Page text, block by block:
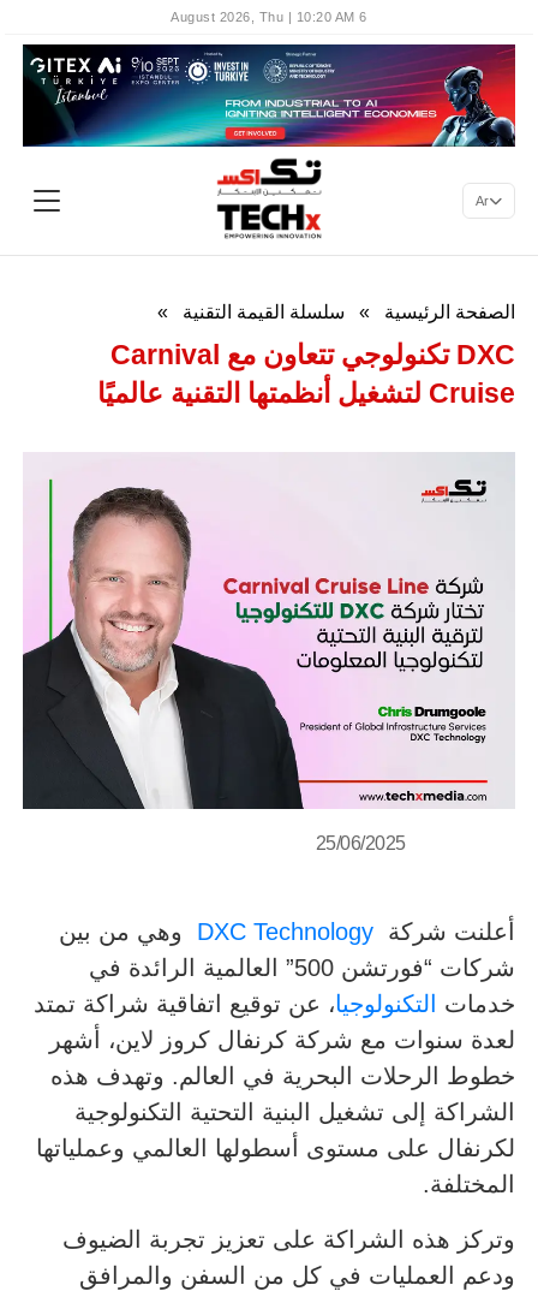
6 August 2026, Thu | 10:20 AM
Ar
الصفحة الرئيسية » سلسلة القيمة التقنية »
DXC تكنولوجي تتعاون مع Carnival
Cruise لتشغيل أنظمتها التقنية عالميًا
25/06/2025
أعلنت شركة DXC Technology
وهي من بين
شركات “فورتشن 500” العالمية الرائدة في
خدمات
التكنولوجيا، عن توقيع اتفاقية شراكة تمتد
لعدة سنوات مع شركة كرنفال كروز لاين، أشهر
خطوط الرحلات البحرية في العالم. وتهدف هذه
الشراكة إلى تشغيل البنية التحتية التكنولوجية
لكرنفال على مستوى أسطولها العالمي وعملياتها
المختلفة.
وتركز هذه الشراكة على تعزيز تجربة الضيوف
ودعم العمليات في كل من السفن والمرافق